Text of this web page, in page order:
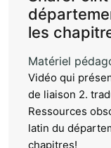
les
Matériel
Vidéo qui
de liaison 2.
Ressources
latin du
chapitres!